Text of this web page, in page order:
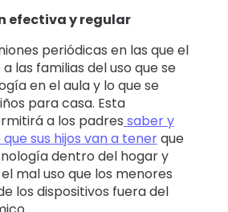
efectiva y regular
periódicas en las que el
las familias del uso que se
en el aula y lo que se
para casa. Esta
a los padres saber y
sus hijos van a tenerque
dentro del hogar y
mal uso que los menores
los dispositivos fuera del